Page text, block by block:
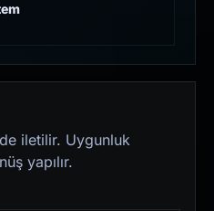
iletilir. Uygunluk
yapılır.